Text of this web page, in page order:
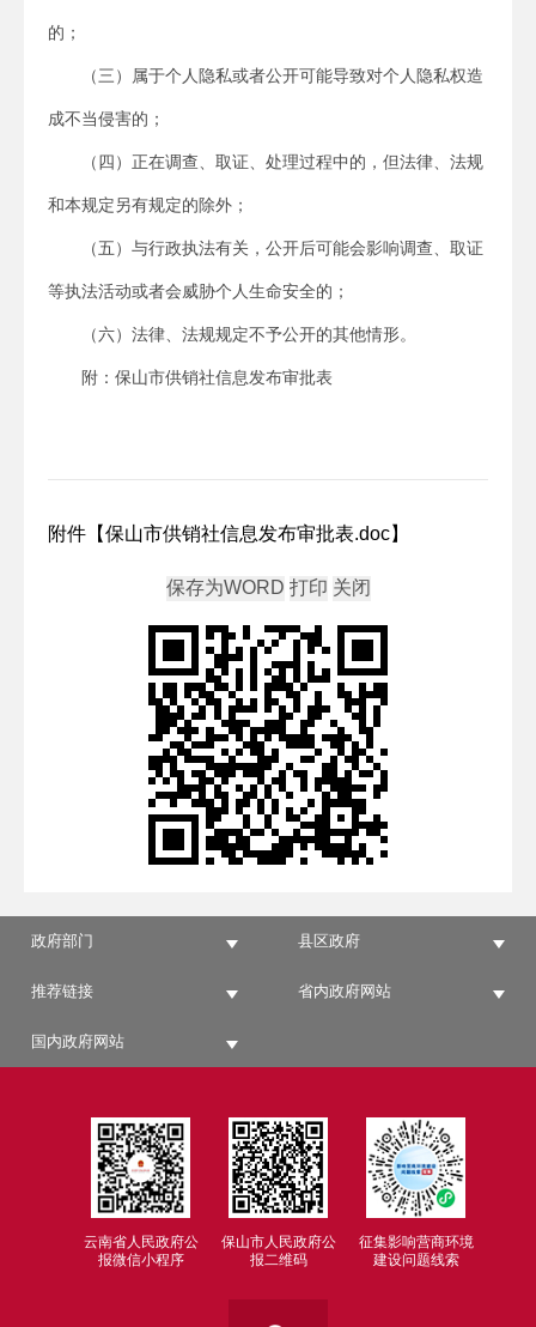
的；
（三）属于个人隐私或者公开可能导致对个人隐私权造
成不当侵害的；
（四）正在调查、取证、处理过程中的，但法律、法规
和本规定另有规定的除外；
（五）与行政执法有关，公开后可能会影响调查、取证
等执法活动或者会威胁个人生命安全的；
（六）法律、法规规定不予公开的其他情形。
附：保山市供销社信息发布审批表
附件【保山市供销社信息发布审批表.doc】
政府部门 县区政府
推荐链接 省内政府网站
国内政府网站
云南省人民政府公
报微信小程序
保山市人民政府公
报二维码
征集影响营商环境
建设问题线索